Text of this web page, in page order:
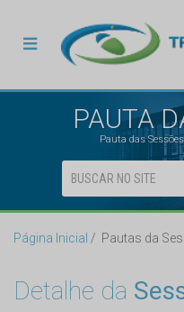
PAUTA
Pauta das
Página Inicial Pautas da
Detalhe da